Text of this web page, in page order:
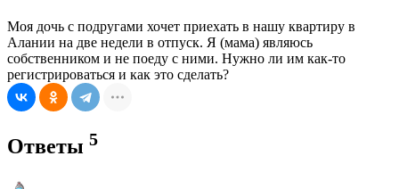
Моя дочь с подругами хочет приехать в нашу квартиру в
Алании на две недели в отпуск. Я (мама) являюсь
собственником и не поеду с ними. Нужно ли им как-то
регистрироваться и как это сделать?
Ответы 5